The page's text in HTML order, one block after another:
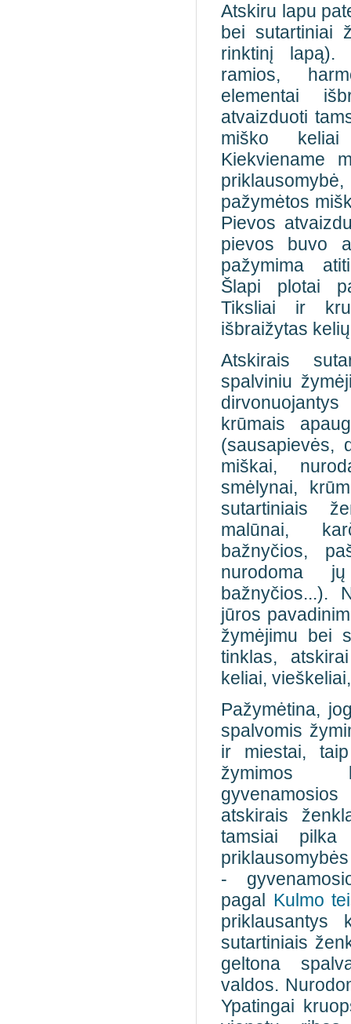
Atskiru lapu
bei sutartiniai
rinktinį lapą).
ramios,
elementai
atvaizduoti
miško
Kiekviename
pažymėtos
Pievos
pievos buvo
pažymima
Šlapi plotai
Tiksliai ir
išbraižytas
Atskirais
spalviniu
krūmais
(sausapievės,
miškai,
smėlynai,
sutartiniais
malūnai,
bažnyčios,
nurodoma
bažnyčios...).
jūros
žymėjimu bei
tinklas,
keliai,
Pažymėtina,
spalvomis
ir miestai,
žymimos
atskirais
tamsiai pilka
-
pagal Kulmo
priklausantys
sutartiniais
geltona
valdos.
Ypatingai